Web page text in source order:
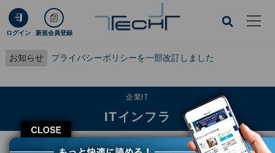
ログイン 新規会員登録
お知らせ プライバシーポリシーを一部改訂しました
CLOSE
企業IT
ITインフラ